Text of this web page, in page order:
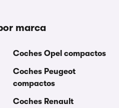
marca
Coches Opel compactos
Coches Peugeot
compactos
Coches Renault